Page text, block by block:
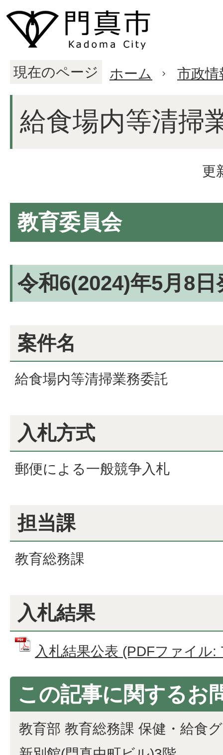
現在のページ ホーム 市政情
給食場内等清掃
更
教育委員会
令和6(2024)年5月8日
案件名
給食場内等清掃業務委託
入札方式
郵便による一般競争入札
担当課
教育総務課
入札結果
入札結果公表 (PDFファイル:
この記事に関するお
教育部 教育総務課 保健・給食